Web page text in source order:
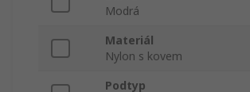
Modrá
Materiál
Nylon s kovem
Podtyp